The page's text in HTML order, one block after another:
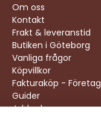
Om oss
Kontakt
Frakt & leveranstid
Butiken i Göteborg
Vanliga frågor
Köpvillkor
Fakturaköp - Företag
Guider
Jobba hos oss